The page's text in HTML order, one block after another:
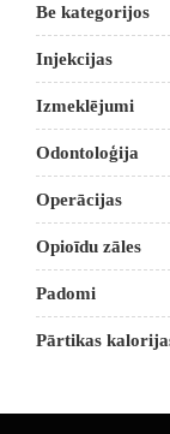
Be kategorijos
Injekcijas
Izmeklējumi
Odontoloģija
Operācijas
Opioīdu zāles
Padomi
Pārtikas